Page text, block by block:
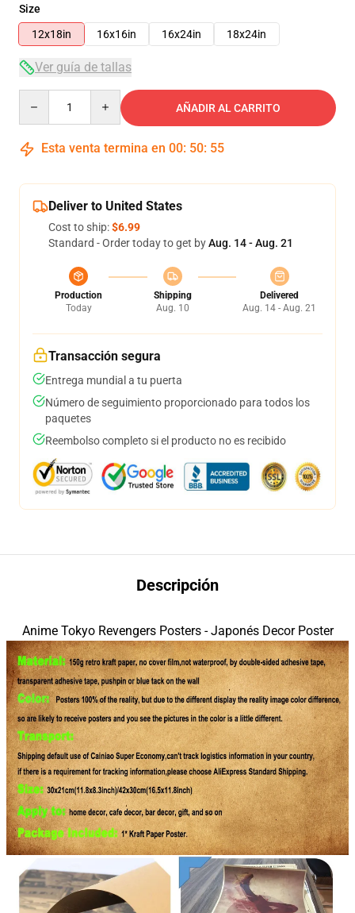
Size
12x18in
16x16in 16x24in 18x24in
Ver guía de tallas
AÑADIR AL CARRITO
Esta venta termina en 00: 50: 54
Deliver to United States
Cost to ship:$6.99
Standard - Order today to get byAug. 14 - Aug. 21
Production
Today
Shipping
Aug. 10
Delivered
Aug. 14 - Aug. 21
Transacción segura
Entrega mundial a tu puerta
Número de seguimiento proporcionado para todos los
paquetes
Reembolso completo si el producto no es recibido
Descripción
Anime Tokyo Revengers Posters - Japonés Decor Poster